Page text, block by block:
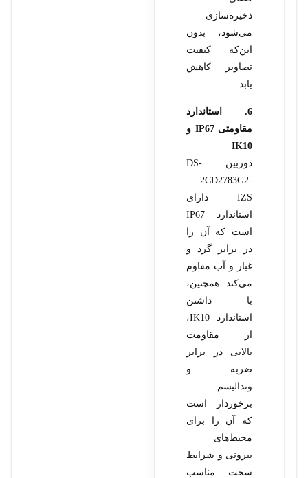
ذخیره‌سازی
می‌شود، بدون
این‌که کیفیت
تصاویر کاهش
یابد.
6. استاندارد
مقاومتی IP67 و
IK10
دوربین DS-
2CD2783G2-
IZS دارای
استاندارد IP67
است که آن را
در برابر گرد و
غبار و آب مقاوم
می‌کند. همچنین،
با داشتن
استاندارد IK10،
از مقاومت
بالایی در برابر
ضربه و
وندالیسم
برخوردار است
که آن را برای
محیط‌های
بیرونی و شرایط
سخت مناسب